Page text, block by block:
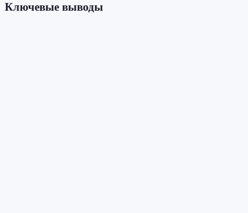
Ключевые выводы